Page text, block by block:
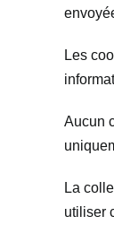
Les
Aucun
La
utiliser